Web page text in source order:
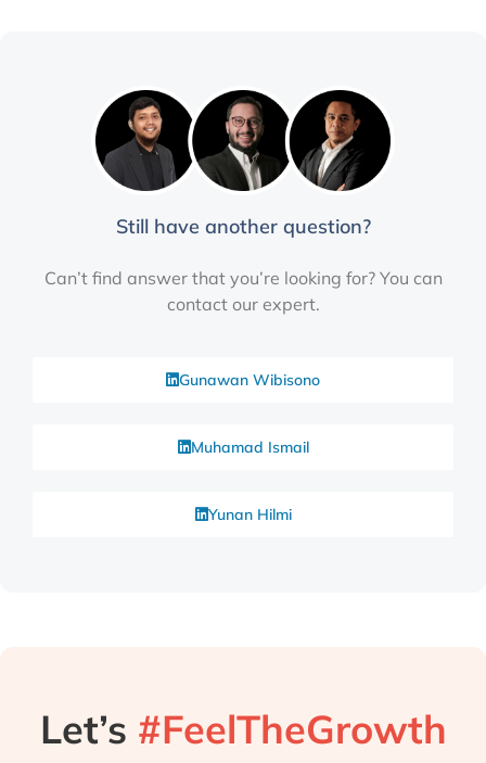
Still have another question?
Can’t find answer that you’re looking for? You can
contact our expert.
Gunawan Wibisono
Muhamad Ismail
Yunan Hilmi
Let’s #FeelTheGrowth